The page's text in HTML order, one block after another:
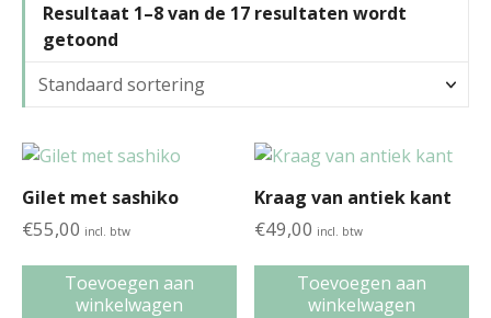
Resultaat 1–8 van de 17 resultaten wordt
getoond
Gilet met sashiko
€55,00 incl. btw
Toevoegen aan
winkelwagen
Kraag van antiek kant
€49,00 incl. btw
Toevoegen aan
winkelwagen